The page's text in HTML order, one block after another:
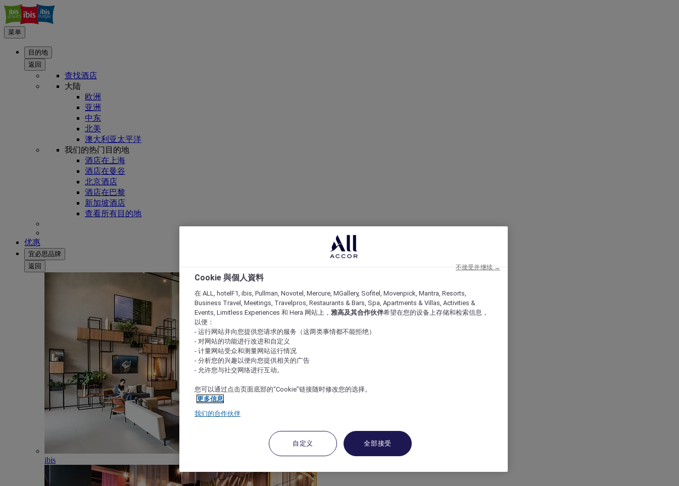
菜单
目的地
返回
查找酒店
大陆
欧洲
亚洲
中东
北美
澳大利亚太平洋
我们的热门目的地
酒店在上海
酒店在曼谷
北京酒店
酒店在巴黎
新加坡酒店
查看所有目的地
优惠
宜必思品牌
返回
ibis
Cookie 與個人資料
在 ALL, hotelF1, ibis, Pullman, Novotel, Mercure, MGallery, Sofitel, Movenpick, Mantra, Resorts,
Business Travel, Meetings, Travelpros, Restaurants & Bars, Spa, Apartments & Villas, Activities &
Events, Limitless Experiences 和 Hera 网站上， 雅高及其合作伙伴希望在您的设备上存储和检索信息，
以便：
- 运行网站并向您提供您请求的服务（这两类事情都不能拒绝）
- 对网站的功能进行改进和自定义
- 计量网站受众和测量网站运行情况
- 分析您的兴趣以便向您提供相关的广告
- 允许您与社交网络进行互动。
您可以通过点击页面底部的“Cookie”链接随时修改您的选择。
更多信息
我们的合作伙伴
自定义 全部接受
不接受并继续 →